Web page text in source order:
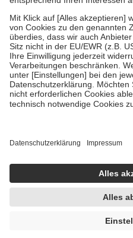
stärken und die besondere
fallenkeine Zuzahlungenan bei:
• Kindern und Jugendlichen bis
mit Ausnahme der Fahrkosten
• Untersuchungen zur Vorsorge
GKV getragen werden
• empfohlenen Schutzimpfungen
• Harn- und Blutteststreifen
getroffen, um sicherzustellen,
https://help.etrusted.com/hc/de/
Einige Bilder und Inhalte